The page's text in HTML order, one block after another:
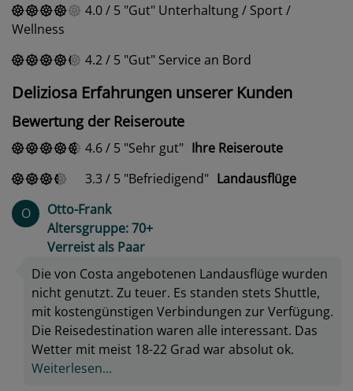
4.0/ 5 Gut Unterhaltung / Sport /
Wellness
4.2/ 5 Gut Service an Bord
Deliziosa Erfahrungen unserer Kunden
Bewertung der Reiseroute
4.6/ 5 Sehr gut
Ihre Reiseroute
3.3 / 5 Befriedigend
Landausflüge
O
Otto-Frank
Altersgruppe: 70+
Verreist als Paar
Die von Costa angebotenen Landausflüge wurden
nicht genutzt. Zu teuer. Es standen stets Shuttle,
mit kostengünstigen Verbindungen zur Verfügung.
Die Reisedestination waren alle interessant. Das
Wetter mit meist 18-22 Grad war absolut ok.
Weiterlesen...